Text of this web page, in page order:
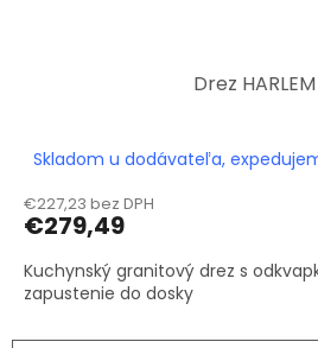
Drez HARLEM
Skladom u dodávateľa,
€227,23 bez DPH
€279,49
Kuchynský granitový drez s
zapustenie do dosky